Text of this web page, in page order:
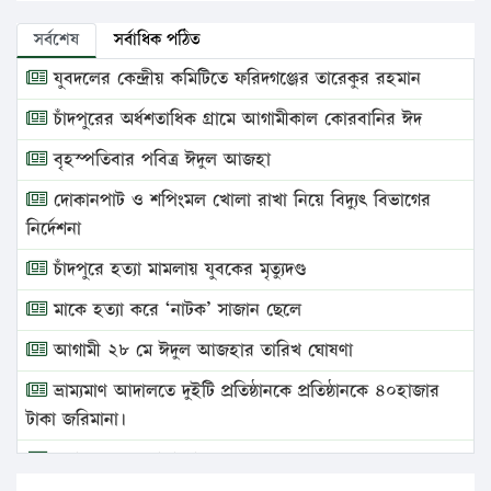
সর্বশেষ সর্বাধিক পঠিত
যুবদলের কেন্দ্রীয় কমিটিতে ফরিদগঞ্জের তারেকুর রহমান
চাঁদপুরের অর্ধশতাধিক গ্রামে আগামীকাল কোরবানির ঈদ
বৃহস্পতিবার পবিত্র ঈদুল আজহা
দোকানপাট ও শপিংমল খোলা রাখা নিয়ে বিদ্যুৎ বিভাগের
নির্দেশনা
চাঁদপুরে হত্যা মামলায় যুবকের মৃত্যুদণ্ড
মাকে হত্যা করে ‘নাটক’ সাজান ছেলে
আগামী ২৮ মে ঈদুল আজহার তারিখ ঘোষণা
ভ্রাম্যমাণ আদালতে দুইটি প্রতিষ্ঠানকে প্রতিষ্ঠানকে ৪০হাজার
টাকা জরিমানা।
এবার লঞ্চের ভাড়া বাড়ল